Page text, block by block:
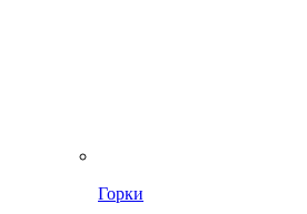
Горки